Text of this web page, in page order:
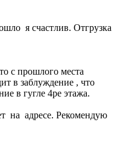
я счастлив. Отгрузка
с прошлого места
в заблуждение , что
в гугле 4ре этажа.
на адресе. Рекомендую